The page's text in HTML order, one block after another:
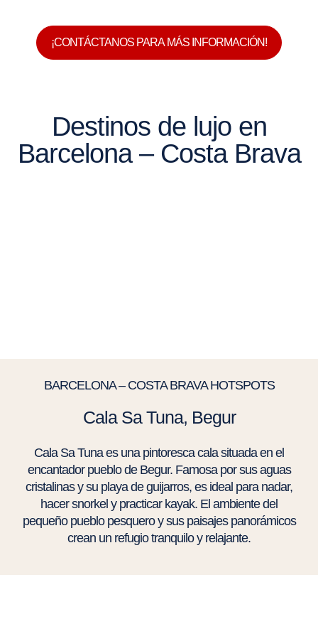
¡CONTÁCTANOS PARA MÁS INFORMACIÓN!
Destinos de lujo en
Barcelona – Costa Brava
BARCELONA – COSTA BRAVA HOTSPOTS
Cala Sa Tuna, Begur
Cala Sa Tuna es una pintoresca cala situada en el
encantador pueblo de Begur. Famosa por sus aguas
cristalinas y su playa de guijarros, es ideal para nadar,
hacer snorkel y practicar kayak. El ambiente del
pequeño pueblo pesquero y sus paisajes panorámicos
crean un refugio tranquilo y relajante.